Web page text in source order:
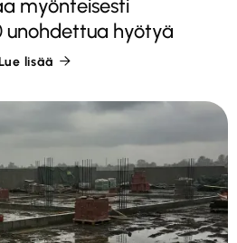
myönteisesti
unohdettua hyötyä
lisää 